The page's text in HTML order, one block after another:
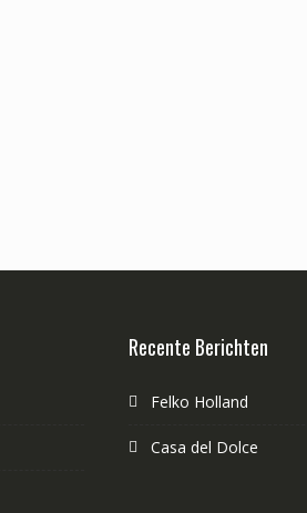
Recente Berichten
Felko Holland
Casa del Dolce